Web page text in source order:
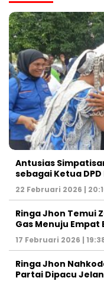
Antusias
sebagai Ketua DPD
22 Februari 2026 |
Ringa Jhon Temui
Gas Menuju Empat
17 Februari 2026 |
Ringa Jhon
Partai Dipacu